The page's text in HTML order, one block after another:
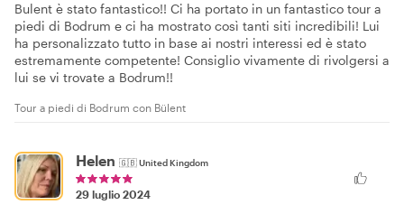
Bulent è stato fantastico!! Ci ha portato in un fantastico tour a
piedi di Bodrum e ci ha mostrato così tanti siti incredibili! Lui
ha personalizzato tutto in base ai nostri interessi ed è stato
estremamente competente! Consiglio vivamente di rivolgersi a
lui se vi trovate a Bodrum!!
Tour a piedi di Bodrum con Bülent
Helen 🇬🇧United Kingdom
29 luglio 2024